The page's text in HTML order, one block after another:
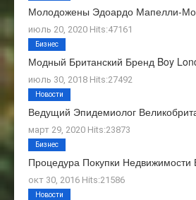
Молодожены Эдоардо Мапелли-
июль 20, 2020 Hits:47161
Модный Британский Бренд Boy
июль 30, 2018 Hits:27492
Бизнес
Ведущий Эпидемиолог
март 29, 2020 Hits:23873
Новости
Процедура Покупки
окт 30, 2016 Hits:21586
Бизнес
Новости